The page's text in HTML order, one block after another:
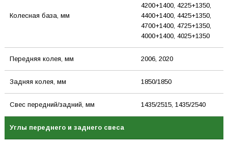
Колесная база, мм
4200+1400, 4225+1350,
4400+1400, 4425+1350,
4700+1400, 4725+1350,
4000+1400, 4025+1350
Передняя колея, мм 2006, 2020
Задняя колея, мм 1850/1850
Свес передний/задний, мм 1435/2515, 1435/2540
Углы переднего и заднего свеса